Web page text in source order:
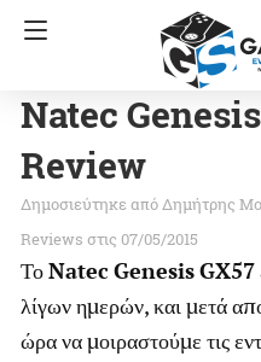
Natec
Review
Δημήτρης
Reviews στις 07/05/2015
ΤοNatec GenesisGX57
λίγων ημερών, και μετά
ώρα να μοιραστούμε τις